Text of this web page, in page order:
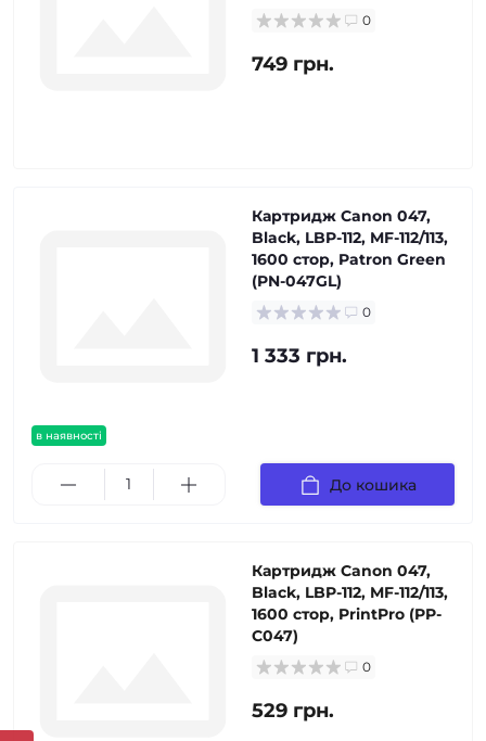
0
749 грн.
в наявності
Картридж Canon 047,
Black, LBP-112, MF-112/113,
1600 стор, Patron Green
(PN-047GL)
0
1 333 грн.
До кошика
Картридж Canon 047,
Black, LBP-112, MF-112/113,
1600 стор, PrintPro (PP-
C047)
0
529 грн.